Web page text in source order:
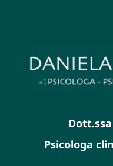
Psicologa